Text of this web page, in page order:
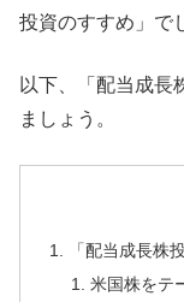
投資のすすめ」で
以下、「配当成長
ましょう。
「配当成長株
米国株をテ